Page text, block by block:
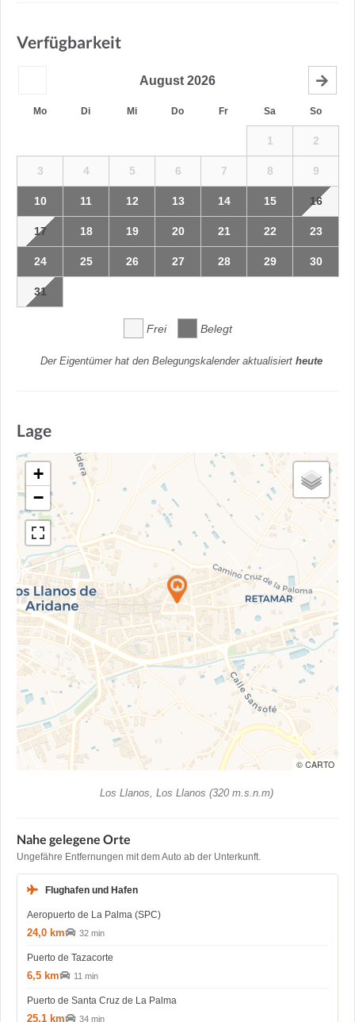
Verfügbarkeit
August 2026
Mo Di Mi Do Fr Sa So
1 2
3 4 5 6 7 8 9
10 11 12 13 14 15 16
17 18 19 20 21 22 23
24 25 26 27 28 29 30
31
Frei Belegt
Der Eigentümer hat den Belegungskalender aktualisiert heute
Lage
+
−
© CARTO
Los Llanos, Los Llanos (320 m.s.n.m)
Nahe gelegene Orte
Ungefähre Entfernungen mit dem Auto ab der Unterkunft.
Flughafen und Hafen
Aeropuerto de La Palma (SPC)
24,0 km 32 min
Puerto de Tazacorte
6,5 km 11 min
Puerto de Santa Cruz de La Palma
25,1 km 34 min